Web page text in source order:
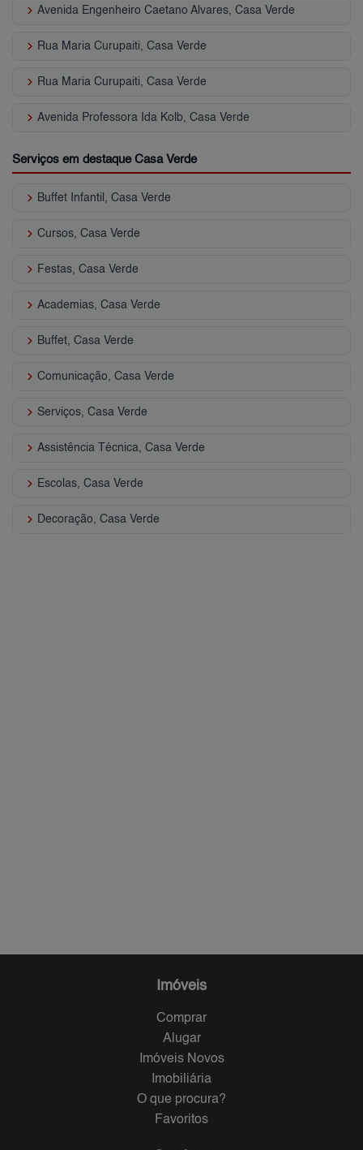
keyboard_arrow_right Avenida Engenheiro Caetano Alvares, Casa Verde
keyboard_arrow_right Rua Maria Curupaiti, Casa Verde
keyboard_arrow_right Rua Maria Curupaiti, Casa Verde
keyboard_arrow_right Avenida Professora Ida Kolb, Casa Verde
Serviços em destaque Casa Verde
keyboard_arrow_right Buffet Infantil, Casa Verde
keyboard_arrow_right Cursos, Casa Verde
keyboard_arrow_right Festas, Casa Verde
keyboard_arrow_right Academias, Casa Verde
keyboard_arrow_right Buffet, Casa Verde
keyboard_arrow_right Comunicação, Casa Verde
keyboard_arrow_right Serviços, Casa Verde
keyboard_arrow_right Assistência Técnica, Casa Verde
keyboard_arrow_right Escolas, Casa Verde
keyboard_arrow_right Decoração, Casa Verde
Imóveis
Comprar
Alugar
Imóveis Novos
Imobiliária
O que procura?
Favoritos